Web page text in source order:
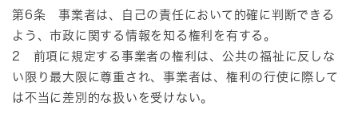
第6条 事業者は、自己の責任において的確に判断できる
よう、市政に関する情報を知る権利を有する。
2 前項に規定する事業者の権利は、公共の福祉に反しな
い限り最大限に尊重され、事業者は、権利の行使に際して
は不当に差別的な扱いを受けない。